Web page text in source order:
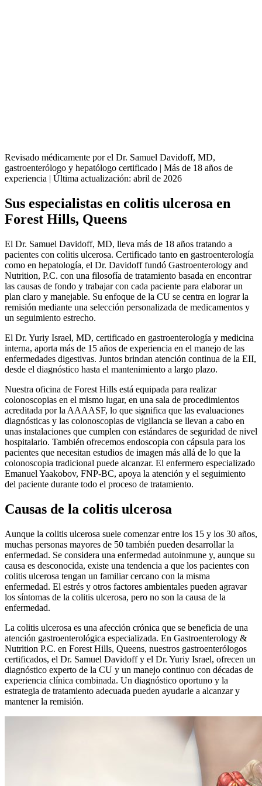
Revisado médicamente por el Dr. Samuel Davidoff, MD,
gastroenterólogo y hepatólogo certificado | Más de 18 años de
experiencia | Última actualización: abril de 2026
Sus especialistas en colitis ulcerosa en
Forest Hills, Queens
El Dr. Samuel Davidoff, MD, lleva más de 18 años tratando a
pacientes con colitis ulcerosa. Certificado tanto en gastroenterología
como en hepatología, el Dr. Davidoff fundó Gastroenterology and
Nutrition, P.C. con una filosofía de tratamiento basada en encontrar
las causas de fondo y trabajar con cada paciente para elaborar un
plan claro y manejable. Su enfoque de la CU se centra en lograr la
remisión mediante una selección personalizada de medicamentos y
un seguimiento estrecho.
El Dr. Yuriy Israel, MD, certificado en gastroenterología y medicina
interna, aporta más de 15 años de experiencia en el manejo de las
enfermedades digestivas. Juntos brindan atención continua de la EII,
desde el diagnóstico hasta el mantenimiento a largo plazo.
Nuestra oficina de Forest Hills está equipada para realizar
colonoscopias en el mismo lugar, en una sala de procedimientos
acreditada por la AAAASF, lo que significa que las evaluaciones
diagnósticas y las colonoscopias de vigilancia se llevan a cabo en
unas instalaciones que cumplen con estándares de seguridad de nivel
hospitalario. También ofrecemos endoscopia con cápsula para los
pacientes que necesitan estudios de imagen más allá de lo que la
colonoscopia tradicional puede alcanzar. El enfermero especializado
Emanuel Yaakobov, FNP-BC, apoya la atención y el seguimiento
del paciente durante todo el proceso de tratamiento.
Causas de la colitis ulcerosa
Aunque la colitis ulcerosa suele comenzar entre los 15 y los 30 años,
muchas personas mayores de 50 también pueden desarrollar la
enfermedad. Se considera una enfermedad autoinmune y, aunque su
causa es desconocida, existe una tendencia a que los pacientes con
colitis ulcerosa tengan un familiar cercano con la misma
enfermedad. El estrés y otros factores ambientales pueden agravar
los síntomas de la colitis ulcerosa, pero no son la causa de la
enfermedad.
La colitis ulcerosa es una afección crónica que se beneficia de una
atención gastroenterológica especializada. En Gastroenterology &
Nutrition P.C. en Forest Hills, Queens, nuestros gastroenterólogos
certificados, el Dr. Samuel Davidoff y el Dr. Yuriy Israel, ofrecen un
diagnóstico experto de la CU y un manejo continuo con décadas de
experiencia clínica combinada. Un diagnóstico oportuno y la
estrategia de tratamiento adecuada pueden ayudarle a alcanzar y
mantener la remisión.